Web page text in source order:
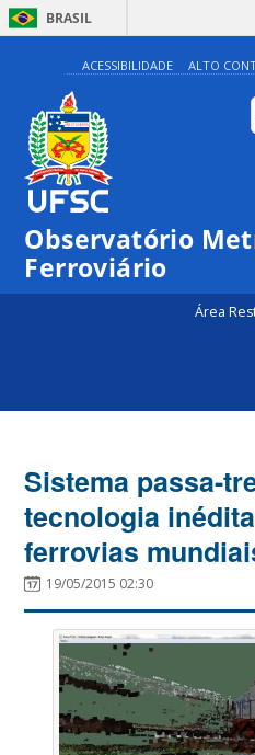
BRASIL
ACESSIBILIDADE ALTO
Observatório
Ferroviário
Área
Sistema passa-
tecnologia
ferrovias
19/05/2015 02:30